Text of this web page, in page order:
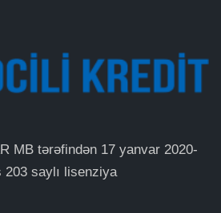
MB tərəfindən 17 yanvar 2020-
saylı lisenziya